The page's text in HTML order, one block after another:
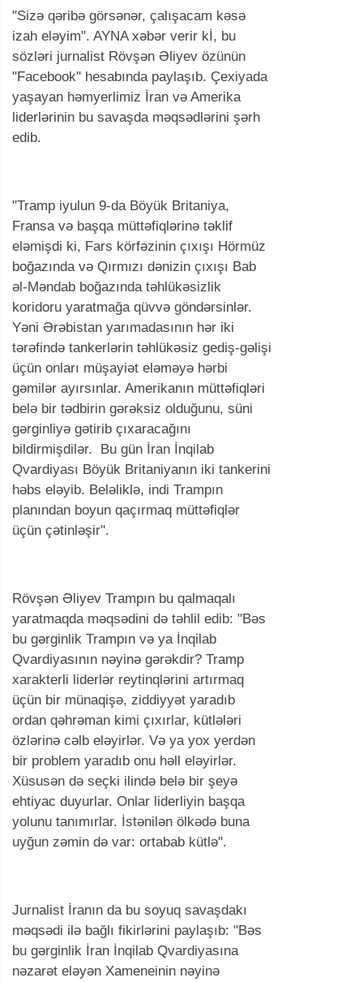
"Sizə qəribə görsənər, çalışacam kəsə
izah eləyim". AYNA xəbər verir kİ, bu
sözləri jurnalist Rövşən Əliyev özünün
"Facebook" hesabında paylaşıb. Çexiyada
yaşayan həmyerlimiz İran və Amerika
liderlərinin bu savaşda məqsədlərini şərh
edib.
"Tramp iyulun 9-da Böyük Britaniya,
Fransa və başqa müttəfiqlərinə təklif
eləmişdi ki, Fars körfəzinin çıxışı Hörmüz
boğazında və Qırmızı dənizin çıxışı Bab
əl-Məndab boğazında təhlükəsizlik
koridoru yaratmağa qüvvə göndərsinlər.
Yəni Ərəbistan yarımadasının hər iki
tərəfində tankerlərin təhlükəsiz gediş-gəlişi
üçün onları müşayiət eləməyə hərbi
gəmilər ayırsınlar. Amerikanın müttəfiqləri
belə bir tədbirin gərəksiz olduğunu, süni
gərginliyə gətirib çıxaracağını
bildirmişdilər. Bu gün İran İnqilab
Qvardiyası Böyük Britaniyanın iki tankerini
həbs eləyib. Beləliklə, indi Trampın
planından boyun qaçırmaq müttəfiqlər
üçün çətinləşir".
Rövşən Əliyev Trampın bu qalmaqalı
yaratmaqda məqsədini də təhlil edib: "Bəs
bu gərginlik Trampın və ya İnqilab
Qvardiyasının nəyinə gərəkdir? Tramp
xarakterli liderlər reytinqlərini artırmaq
üçün bir münaqişə, ziddiyyət yaradıb
ordan qəhrəman kimi çıxırlar, kütlələri
özlərinə cəlb eləyirlər. Və ya yox yerdən
bir problem yaradıb onu həll eləyirlər.
Xüsusən də seçki ilində belə bir şeyə
ehtiyac duyurlar. Onlar liderliyin başqa
yolunu tanımırlar. İstənilən ölkədə buna
uyğun zəmin də var: ortabab kütlə".
Jurnalist İranın da bu soyuq savaşdakı
məqsədi ilə bağlı fikirlərini paylaşıb: "Bəs
bu gərginlik İran İnqilab Qvardiyasına
nəzarət eləyən Xameneinin nəyinə